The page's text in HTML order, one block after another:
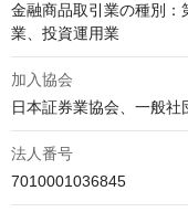
金融商品取引業の種別：
業、投資運用業
加入協会
日本証券業協会、一般
法人番号
7010001036845